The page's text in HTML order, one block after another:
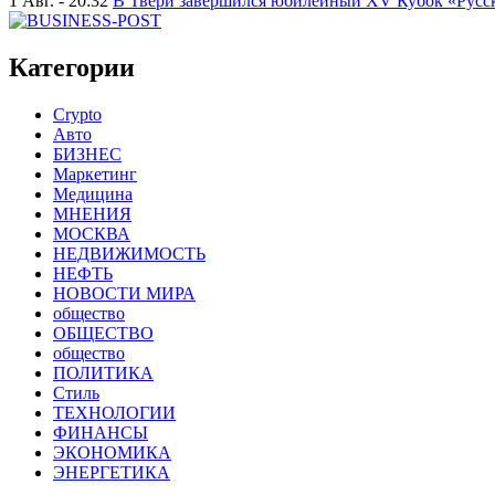
Категории
Crypto
Авто
БИЗНЕС
Маркетинг
Медицина
МНЕНИЯ
МОСКВА
НЕДВИЖИМОСТЬ
НЕФТЬ
НОВОСТИ МИРА
общество
ОБЩЕСТВО
общество
ПОЛИТИКА
Стиль
ТЕХНОЛОГИИ
ФИНАНСЫ
ЭКОНОМИКА
ЭНЕРГЕТИКА